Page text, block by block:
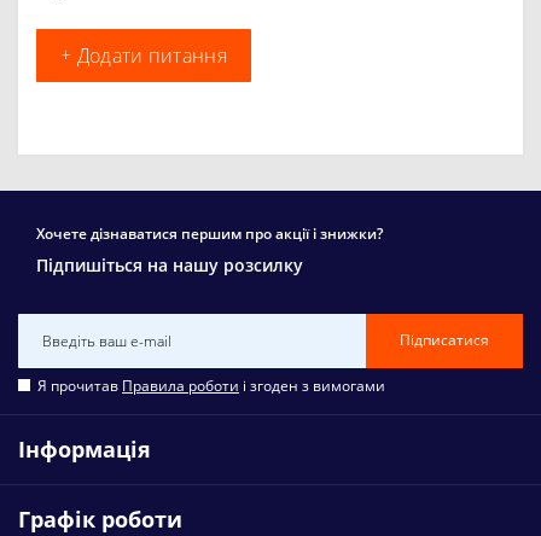
+ Додати питання
Хочете дізнаватися першим про акції і знижки?
Підпишіться на нашу розсилку
Підписатися
Я прочитав Правила роботи і згоден з вимогами
Інформація
Графік роботи